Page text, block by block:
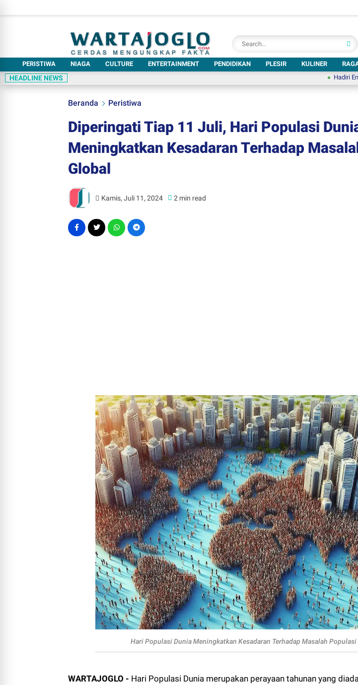
PERISTIWA NIAGA CULTURE ENTERTAINMENT PENDIDIKAN PLESIR KULINER
HEADLINE NEWS Hadiri Emparty
Beranda Peristiwa
Diperingati Tiap 11 Juli, Hari Populasi
Meningkatkan Kesadaran Terhadap
Global
Kamis, Juli 11, 2024 2 min read
Hari Populasi Dunia Meningkatkan Kesadaran Terhadap Masalah Populasi
WARTAJOGLO - Hari Populasi Dunia merupakan perayaan tahunan yang